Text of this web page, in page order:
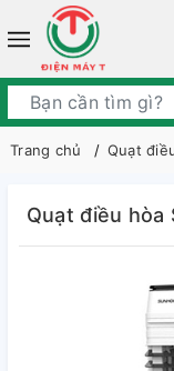
Trang chủ Quạt
Quạt điều hòa